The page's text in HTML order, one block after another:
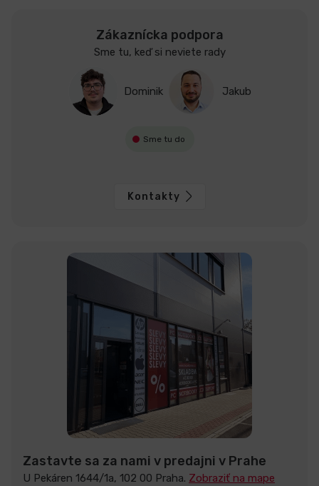
Zákaznícka podpora
Sme tu, keď si neviete rady
Dominik Jakub
Sme tu do
Kontakty
Zastavte sa za nami v predajni v Prahe
U Pekáren 1644/1a, 102 00 Praha. Zobraziť na mape